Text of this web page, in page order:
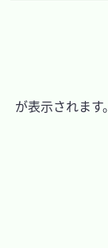
が表示されます。